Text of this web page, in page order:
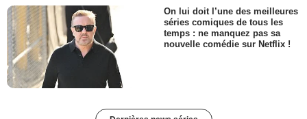
On lui doit l’une des meilleures
séries comiques de tous les
temps : ne manquez pas sa
nouvelle comédie sur Netflix !